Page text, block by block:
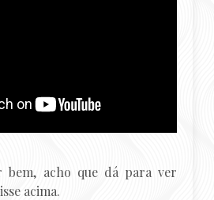
bem, acho que dá para ver
acima.